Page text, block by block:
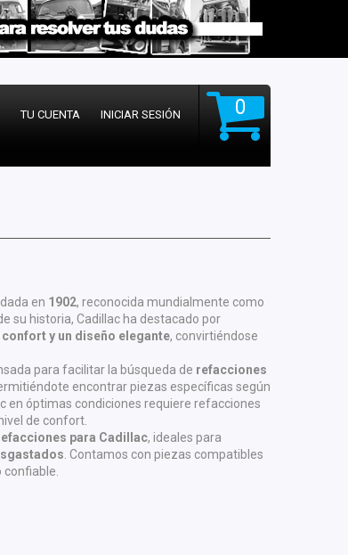
0
TU CUENTA INICIAR SESIÓN
en 1902, reconocida mundialmente como
su historia, Cadillac ha destacado por
y un diseño elegante, convirtiéndose
para facilitar la búsqueda de refacciones
encontrar piezas específicas según
en óptimas condiciones requiere refacciones
de confort.
para Cadillac, ideales para
. Contamos con piezas compatibles